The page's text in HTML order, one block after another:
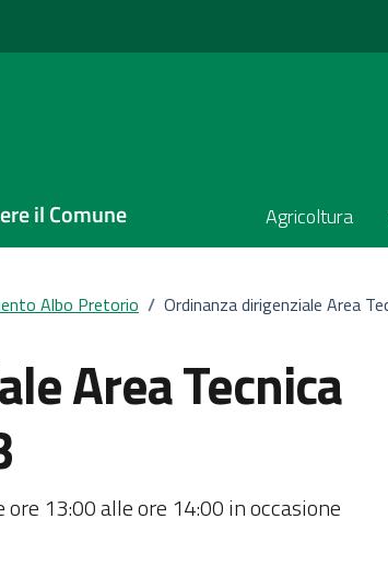
il Comune Agricoltura
Albo Pretorio / Ordinanza dirigenziale Area
Area Tecnica
13:00 alle ore 14:00 in occasione